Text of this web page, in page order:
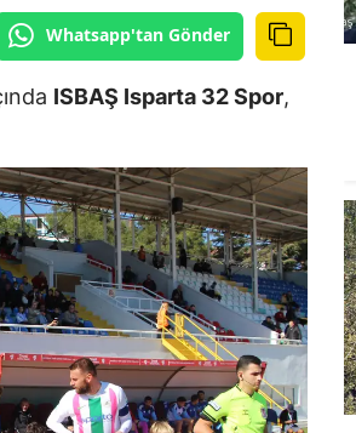
Whatsapp'tan Gönder
ISBAŞ Isparta 32 Spor,